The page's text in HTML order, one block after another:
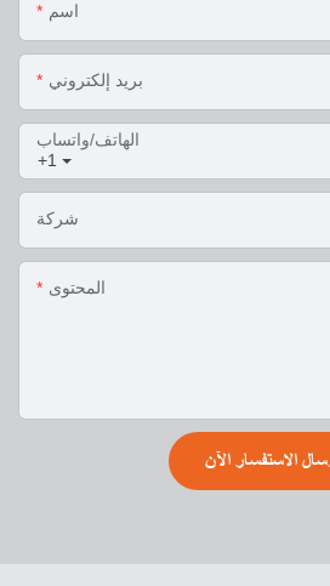
اسم
بريد إلكتروني
+1
الهاتف/واتساب
شركة
المحتوى
الاستفسار الآن